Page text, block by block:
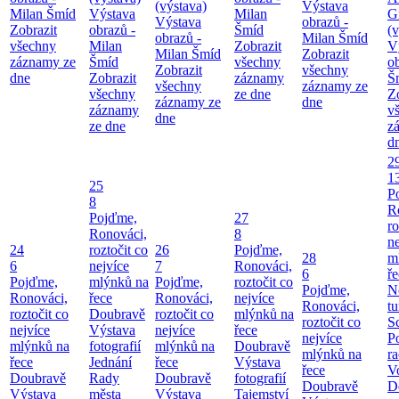
Milan Šmíd
Zobrazit
všechny
záznamy ze
dne
Výstava
obrazů -
Milan
Šmíd
Zobrazit
všechny
záznamy
ze dne
(výstava)
Výstava
obrazů -
Milan Šmíd
Zobrazit
všechny
záznamy ze
dne
Milan
Šmíd
Zobrazit
všechny
záznamy
ze dne
Výstava
obrazů -
Milan Šmíd
Zobrazit
všechny
záznamy ze
dne
24
6
Pojďme,
Ronováci,
roztočit co
nejvíce
mlýnků na
řece
Doubravě
Výstava
25
8
Pojďme,
Ronováci,
roztočit co
nejvíce
mlýnků na
řece
Doubravě
Výstava
fotografií
Jednání
Rady
města
26
7
Pojďme,
Ronováci,
roztočit co
nejvíce
mlýnků na
řece
Doubravě
Výstava
27
8
Pojďme,
Ronováci,
roztočit co
nejvíce
mlýnků na
řece
Doubravě
Výstava
fotografií
Tajemství
28
6
Pojďme,
Ronováci,
roztočit co
nejvíce
mlýnků na
řece
Doubravě